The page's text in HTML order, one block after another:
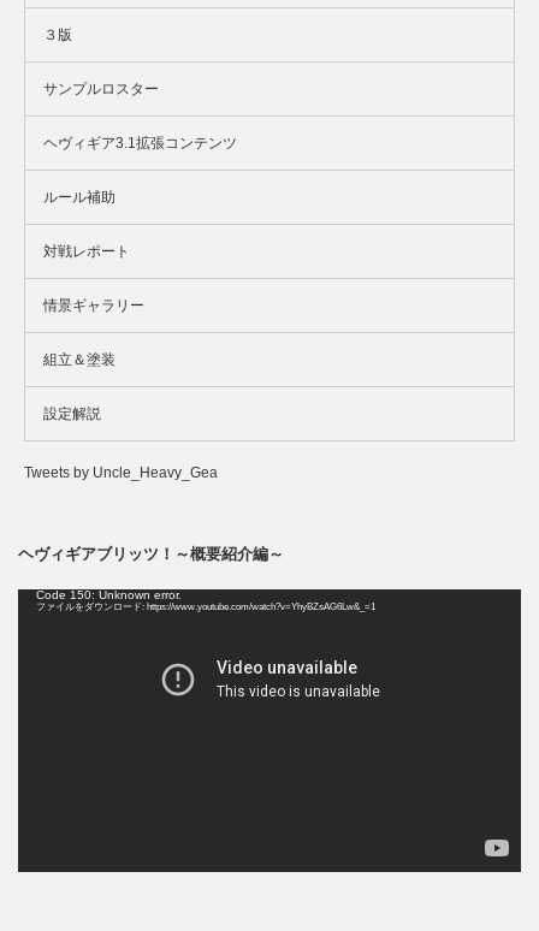
３版
サンプルロスター
ヘヴィギア3.1拡張コンテンツ
ルール補助
対戦レポート
情景ギャラリー
組立＆塗装
設定解説
Tweets by Uncle_Heavy_Gea
ヘヴィギアブリッツ！～概要紹介編～
Code 150: Unknown error.
ファイルをダウンロード: https://www.youtube.com/watch?v=YhyBZsAG6Lw&_=1